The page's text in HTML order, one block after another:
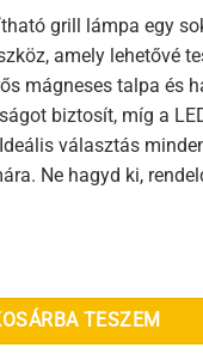
grill lámpa egy
amely lehetővé
mágneses talpa és
biztosít, míg a
választás
Ne hagyd ki,
TESZEM